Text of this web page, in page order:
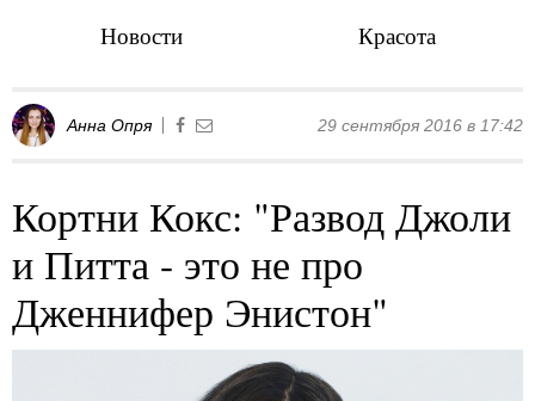
Новости Красота
Анна Опря 29 сентября 2016 в 17:42
Кортни Кокс: "Развод Джоли
и Питта - это не про
Дженнифер Энистон"